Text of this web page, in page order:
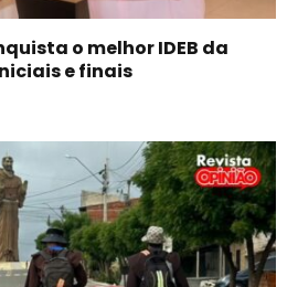
o melhor IDEB da
e finais